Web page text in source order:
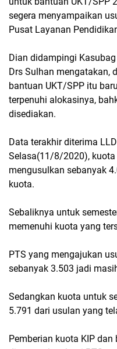
segera menyampaikan
Pusat Layanan
Dian didampingi
Drs Sulhan mengatakan,
bantuan UKT/SPP itu
terpenuhi alokasinya,
disediakan.
Data terakhir diterima
Selasa(11/8/2020),
mengusulkan sebanyak
kuota.
Sebaliknya untuk
memenuhi kuota yang
PTS yang mengajukan
sebanyak 3.503 jadi
Sedangkan kuota untuk
5.791 dari usulan yang
Pemberian kuota KIP